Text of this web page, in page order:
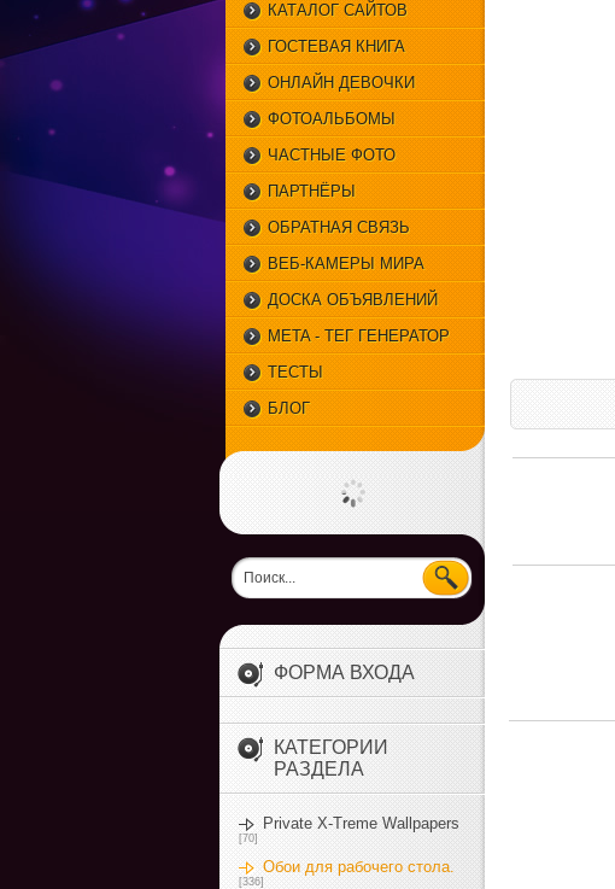
КАТАЛОГ САЙТОВ
ГОСТЕВАЯ КНИГА
ОНЛАЙН ДЕВОЧКИ
ФОТОАЛЬБОМЫ
ЧАСТНЫЕ ФОТО
ПАРТНЁРЫ
ОБРАТНАЯ СВЯЗЬ
ВЕБ-КАМЕРЫ МИРА
ДОСКА ОБЪЯВЛЕНИЙ
META - ТЕГ ГЕНЕРАТОР
ТЕСТЫ
БЛОГ
ФОРМА ВХОДА
КАТЕГОРИИ
РАЗДЕЛА
Private X-Treme Wallpapers
[70]
Обои для рабочего стола.
[336]